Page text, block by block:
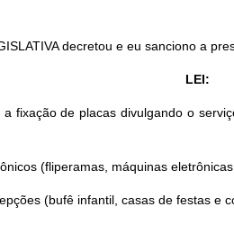
decretou e eu sanciono a
LEI:
fixação de placas divulgando o
(fliperamas, máquinas
(bufê infantil, casas de festas e